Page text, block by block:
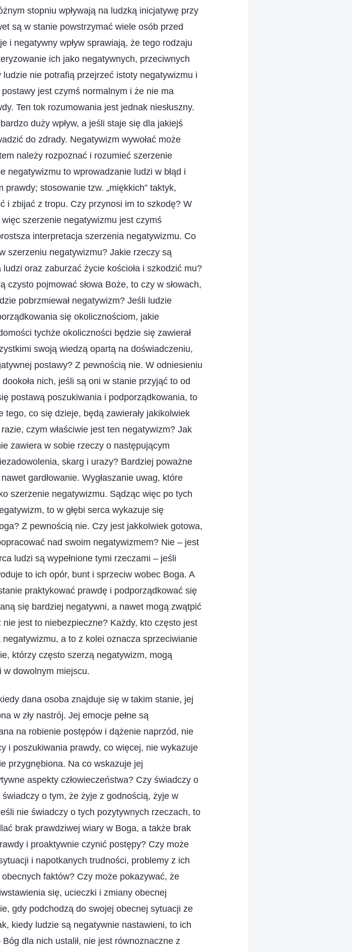
stopniu wpływają na ludzką inicjatywę przy
są w stanie powstrzymać wiele osób przed
i negatywny wpływ sprawiają, że tego rodzaju
ich jako negatywnych, przeciwnych
nie potrafią przejrzeć istoty negatywizmu i
jest czymś normalnym i że nie ma
Ten tok rozumowania jest jednak niesłuszny.
duży wpływ, a jeśli staje się dla jakiejś
do zdrady. Negatywizm wywołać może
należy rozpoznać i rozumieć szerzenie
negatywizmu to wprowadzanie ludzi w błąd i
stosowanie tzw. „miękkich” taktyk,
i zbijać z tropu. Czy przynosi im to szkodę? W
szerzenie negatywizmu jest czymś
interpretacja szerzenia negatywizmu. Co
szerzeniu negatywizmu? Jakie rzeczy są
oraz zaburzać życie kościoła i szkodzić mu?
pojmować słowa Boże, to czy w słowach,
pobrzmiewał negatywizm? Jeśli ludzie
się okolicznościom, jakie
tychże okoliczności będzie się zawierał
swoją wiedzą opartą na doświadczeniu,
postawy? Z pewnością nie. W odniesieniu
nich, jeśli są oni w stanie przyjąć to od
postawą poszukiwania i podporządkowania, to
co się dzieje, będą zawierały jakikolwiek
czym właściwie jest ten negatywizm? Jak
zawiera w sobie rzeczy o następującym
skarg i urazy? Bardziej poważne
gardłowanie. Wygłaszanie uwag, które
szerzenie negatywizmu. Sądząc więc po tych
to w głębi serca wykazuje się
Z pewnością nie. Czy jest jakkolwiek gotowa,
nad swoim negatywizmem? Nie – jest
ludzi są wypełnione tymi rzeczami – jeśli
to ich opór, bunt i sprzeciw wobec Boga. A
praktykować prawdę i podporządkować się
się bardziej negatywni, a nawet mogą zwątpić
jest to niebezpieczne? Każdy, kto często jest
a to z kolei oznacza sprzeciwianie
którzy często szerzą negatywizm, mogą
w dowolnym miejscu.
dana osoba znajduje się w takim stanie, jej
w zły nastrój. Jej emocje pełne są
na robienie postępów i dążenie naprzód, nie
i poszukiwania prawdy, co więcej, nie wykazuje
przygnębiona. Na co wskazuje jej
aspekty człowieczeństwa? Czy świadczy o
o tym, że żyje z godnością, żyje w
nie świadczy o tych pozytywnych rzeczach, to
brak prawdziwej wiary w Boga, a także brak
i proaktywnie czynić postępy? Czy może
i napotkanych trudności, problemy z ich
faktów? Czy może pokazywać, że
się, ucieczki i zmiany obecnej
gdy podchodzą do swojej obecnej sytuacji ze
kiedy ludzie są negatywnie nastawieni, to ich
dla nich ustalił, nie jest równoznaczne z